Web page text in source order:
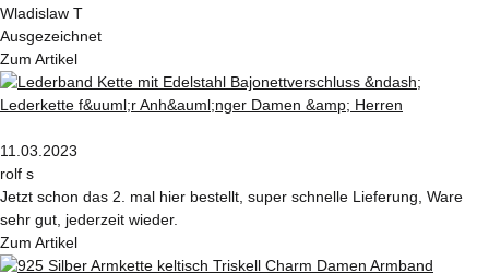
Wladislaw T
Ausgezeichnet
Zum Artikel
11.03.2023
rolf s
Jetzt schon das 2. mal hier bestellt, super schnelle Lieferung, Ware
sehr gut, jederzeit wieder.
Zum Artikel